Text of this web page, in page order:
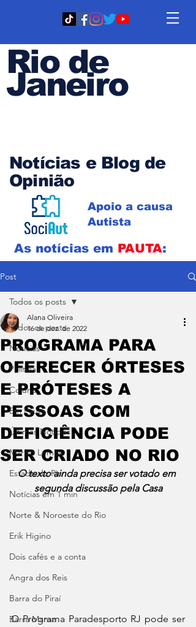
Rio de
Janeiro
Notícias e Blog de
Opinião
Apoio a causa
Autista
As notícias em PAUTA:
Post
Todos os posts
Notícias
Política
Coluna
Em Pauta
Últimas Notícias
Márcio Lemos
Estado do Rio
Notícias em 1 min
Norte & Noroeste do Rio
Erik Higino
Dois cafés e a conta
Angra dos Reis
Barra do Piraí
Barra Mansa
Todos os posts
PROGRAMA PARA
OFERECER ÓRTESES
E PRÓTESES A
PESSOAS COM
DEFICIÊNCIA PODE
SER CRIADO NO RIO
Alana Oliveira
16 de dez. de 2022
O texto ainda precisa ser votado em
segunda discussão pela Casa
O Programa Paradesporto RJ pode ser